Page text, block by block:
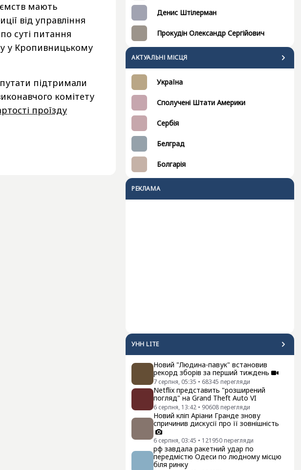
Денис Штілерман
Прокудін Олександр Сергійович
АКТУАЛЬНІ МІСЦЯ
Україна
Сполучені Штати Америки
Сербія
Белград
Болгарія
РЕКЛАМА
УНН LITE
Новий "Людина-павук" встановив
рекорд зборів за перший тиждень
7 серпня, 05:35 • 68345 перегляди
Netflix представить "розширений
погляд" на Grand Theft Auto VI
6 серпня, 13:42 • 90608 перегляди
Новий кліп Аріани Гранде знову
спричинив дискусії про її зовнішність
6 серпня, 03:45 • 121950 перегляди
рф завдала ракетний удар по
передмістю Одеси по людному місцю
біля ринку
мають
від управління
суті питання
у Кропивницькому
підтримали
комітету
проїзду